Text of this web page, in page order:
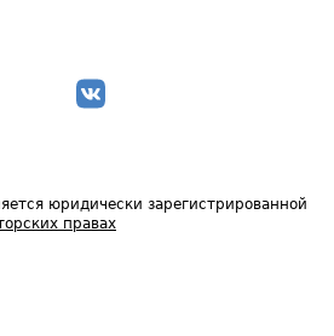
юридически зарегистрированной
правах